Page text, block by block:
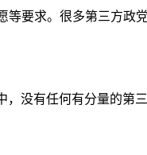
要求。很多第三方政
没有任何有分量的第